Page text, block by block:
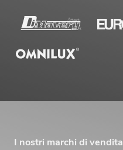
I nostri marchi di vendita